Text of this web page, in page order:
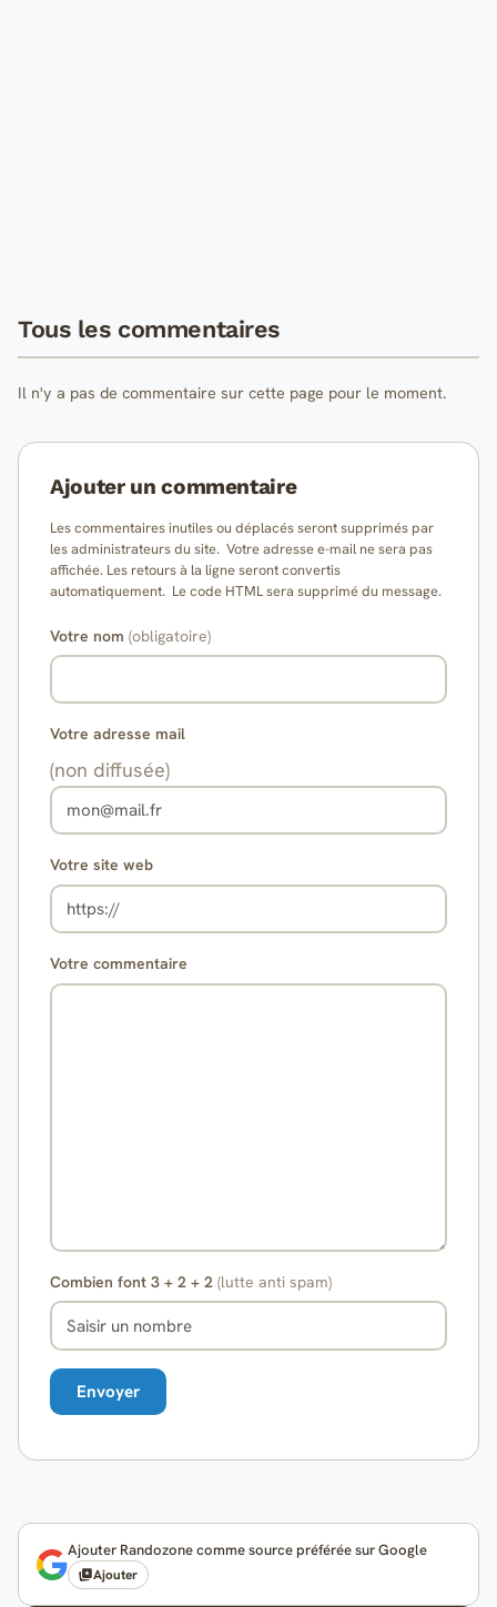
Tous les commentaires
Il n'y a pas de commentaire sur cette page pour le moment.
Ajouter un commentaire
Les commentaires inutiles ou déplacés seront supprimés par
les administrateurs du site. Votre adresse e-mail ne sera pas
affichée. Les retours à la ligne seront convertis
automatiquement. Le code HTML sera supprimé du message.
Votre nom (obligatoire)
Votre adresse mail
(non diffusée)
Votre site web
Votre commentaire
Combien font 3 + 2 + 2 (lutte anti spam)
Ajouter Randozone comme source préférée sur Google
Ajouter